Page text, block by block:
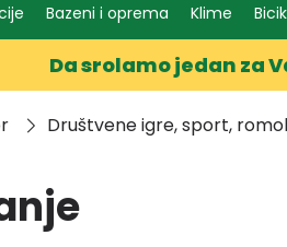
Bazeni i oprema Klime
Da srolamo jedan za
Društvene igre, sport,